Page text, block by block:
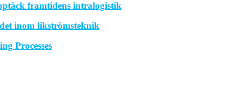
framtidens intralogistik
inom likströmsteknik
Processes